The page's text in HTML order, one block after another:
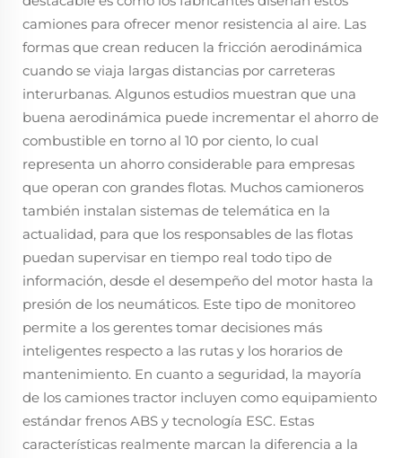
camiones para ofrecer menor resistencia al aire. Las
formas que crean reducen la fricción aerodinámica
cuando se viaja largas distancias por carreteras
interurbanas. Algunos estudios muestran que una
buena aerodinámica puede incrementar el ahorro de
combustible en torno al 10 por ciento, lo cual
representa un ahorro considerable para empresas
que operan con grandes flotas. Muchos camioneros
también instalan sistemas de telemática en la
actualidad, para que los responsables de las flotas
puedan supervisar en tiempo real todo tipo de
información, desde el desempeño del motor hasta la
presión de los neumáticos. Este tipo de monitoreo
permite a los gerentes tomar decisiones más
inteligentes respecto a las rutas y los horarios de
mantenimiento. En cuanto a seguridad, la mayoría
de los camiones tractor incluyen como equipamiento
estándar frenos ABS y tecnología ESC. Estas
características realmente marcan la diferencia a la